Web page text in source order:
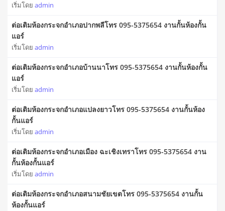
เริ่มโดย admin
ต่อเติมห้องกระจกอำเภอปากพลีโทร 095-5375654 งานกั้นห้องกั้น
แอร์
เริ่มโดย admin
ต่อเติมห้องกระจกอำเภอบ้านนาโทร 095-5375654 งานกั้นห้องกั้น
แอร์
เริ่มโดย admin
ต่อเติมห้องกระจกอำเภอแปลงยาวโทร 095-5375654 งานกั้นห้อง
กั้นแอร์
เริ่มโดย admin
ต่อเติมห้องกระจกอำเภอเมือง ฉะเชิงเทราโทร 095-5375654 งาน
กั้นห้องกั้นแอร์
เริ่มโดย admin
ต่อเติมห้องกระจกอำเภอสนามชัยเขตโทร 095-5375654 งานกั้น
ห้องกั้นแอร์